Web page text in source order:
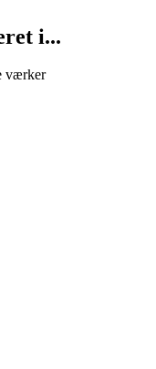
i...
værker